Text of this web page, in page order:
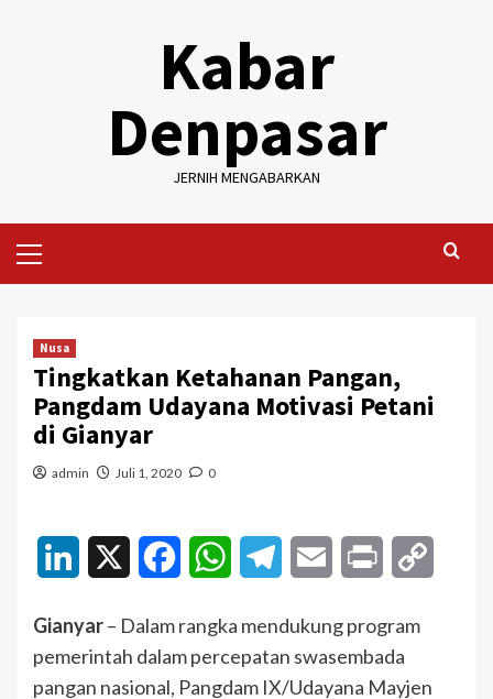
Kabar
Denpasar
JERNIH MENGABARKAN
Menu
Nusa
Tingkatkan Ketahanan Pangan,
Pangdam Udayana Motivasi Petani
di Gianyar
admin Juli 1, 2020 0
LinkedIn FacebookWhatsAppTelegramEmail Print
Gianyar– Dalam rangka mendukung program
pemerintah dalam percepatan swasembada
pangan nasional, Pangdam IX/Udayana Mayjen